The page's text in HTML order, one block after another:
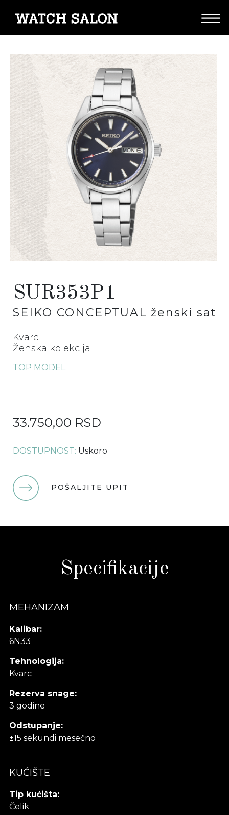
SUR353P1
SEIKO CONCEPTUAL ženski sat
Kvarc
Ženska kolekcija
TOP MODEL
33.750,00 RSD
DOSTUPNOST: Uskoro
POŠALJITE UPIT
Specifikacije
MEHANIZAM
Kalibar:
6N33
Tehnologija:
Kvarc
Rezerva snage:
3 godine
Odstupanje:
±15 sekundi mesečno
KUĆIŠTE
Tip kućišta:
Čelik